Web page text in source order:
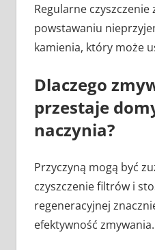
Regularne czyszczenie
powstawaniu
kamienia, który może
Dlaczego
przestaje
naczynia?
Przyczyną mogą być
czyszczenie filtrów i
regeneracyjnej
efektywność zmywania.